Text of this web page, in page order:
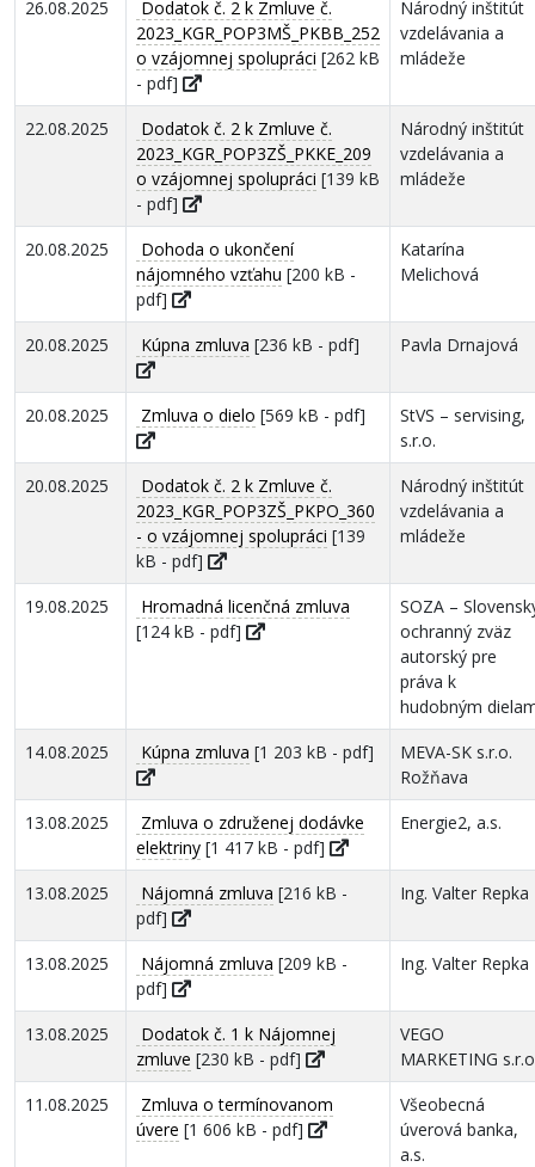
26.08.2025
Dodatok č. 2 k Zmluve č.
2023_KGR_POP3MŠ_PKBB_252
o vzájomnej spolupráci [262 kB
- pdf]
Národný inštitút
vzdelávania a
mládeže
22.08.2025
Dodatok č. 2 k Zmluve č.
2023_KGR_POP3ZŠ_PKKE_209
o vzájomnej spolupráci [139 kB
- pdf]
Národný inštitút
vzdelávania a
mládeže
20.08.2025
Dohoda o ukončení
nájomného vzťahu [200 kB -
pdf]
Katarína
Melichová
20.08.2025 Kúpna zmluva [236 kB - pdf] Pavla Drnajová
20.08.2025 Zmluva o dielo [569 kB - pdf]
StVS – servising,
s.r.o.
20.08.2025
Dodatok č. 2 k Zmluve č.
2023_KGR_POP3ZŠ_PKPO_360
- o vzájomnej spolupráci [139
kB - pdf]
Národný inštitút
vzdelávania a
mládeže
19.08.2025
Hromadná licenčná zmluva
[124 kB - pdf]
SOZA –
ochranný zväz
autorský pre
práva k
hudobným
14.08.2025
Kúpna zmluva [1 203 kB - pdf]
MEVA-SK s.r.o.
Rožňava
13.08.2025
Zmluva o združenej dodávke
elektriny [1 417 kB - pdf]
Energie2, a.s.
13.08.2025 Nájomná zmluva [216 kB -
pdf]
Ing. Valter Repka
13.08.2025 Nájomná zmluva [209 kB -
pdf]
Ing. Valter Repka
13.08.2025
Dodatok č. 1 k Nájomnej
zmluve [230 kB - pdf]
VEGO
MARKETING
11.08.2025
Zmluva o termínovanom
úvere [1 606 kB - pdf]
Všeobecná
úverová banka,
a.s.